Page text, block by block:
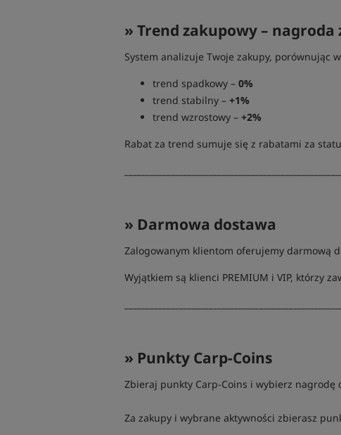
» Trend zakupowy – nagroda
System analizuje Twoje zakupy, porównując
trend spadkowy – 0%
trend stabilny – +1%
trend wzrostowy – +2%
Rabat za trend sumuje się z rabatami za
» Darmowa dostawa
Zalogowanym klientom oferujemy darmową
Wyjątkiem są klienci PREMIUM i VIP, którzy
» Punkty Carp-Coins
Zbieraj punkty Carp-Coins i wybierz nagrodę
Za zakupy i wybrane aktywności zbierasz